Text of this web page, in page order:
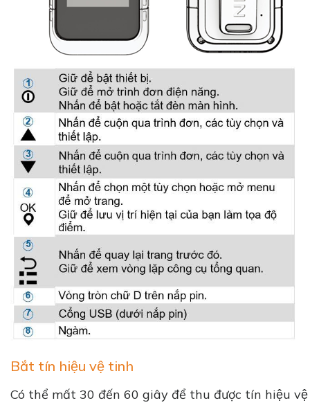
Bắt tín hiệu vệ tinh
Có thể mất 30 đến 60 giây để thu được tín hiệu